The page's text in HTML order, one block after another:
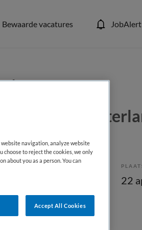
Bewaarde vacatures JobAlert
Broek in
AANSTELLING
22
website navigation, analyze website
choose to reject the cookies, we only
about you as a person. You can
Accept All Cookies